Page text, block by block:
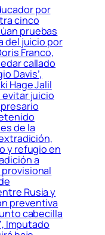
por
cinco
pruebas
del juicio por
Franco,
callado
Davis’,
Hage Jalil
juicio
de la
y refugio en
a
Rusia y
preventiva
cabecilla
Imputado